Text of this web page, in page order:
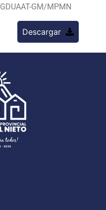
GDUAAT-GM/MPMN
Descargar